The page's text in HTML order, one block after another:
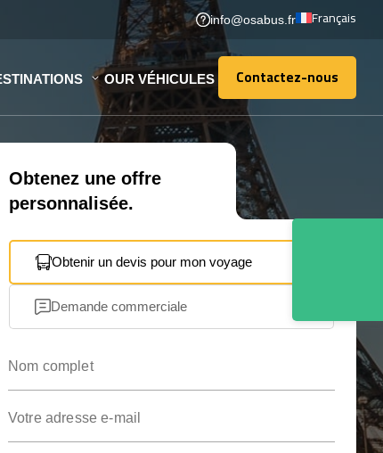
info@osabus.fr Français
OUR VÉHICULES Contactez-nous
Contactez-nous
Obtenez une offre
personnalisée.
Obtenir un devis pour mon voyage
Demande commerciale